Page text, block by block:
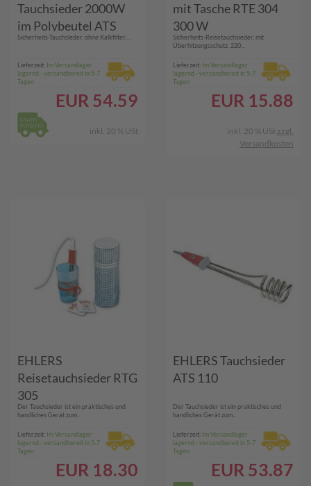
Tauchsieder 2000W
im Polybeutel ATS
200
Sicherheits-Tauchsieder, ohne Kalkfilter,...
Lieferzeit: Im Versandlager
lagernd - versandbereit in 5-7
Tagen
EUR 54.59
inkl. 20 % USt
mit Tasche RTE 304
300 W
Sicherheits-Reisetauchsieder, mit
Überhitzungsschutz, 220...
Lieferzeit: Im Versandlager
lagernd - versandbereit in 5-7
Tagen
EUR 15.88
inkl. 20 % USt zzgl.
Versandkosten
EHLERS
Reisetauchsieder RTG
305
Der Tauchsieder ist ein praktisches und
handliches Gerät zum...
Lieferzeit: Im Versandlager
lagernd - versandbereit in 5-7
Tagen
EUR 18.30
EHLERS Tauchsieder
ATS 110
Der Tauchsieder ist ein praktisches und
handliches Gerät zum...
Lieferzeit: Im Versandlager
lagernd - versandbereit in 5-7
Tagen
EUR 53.87